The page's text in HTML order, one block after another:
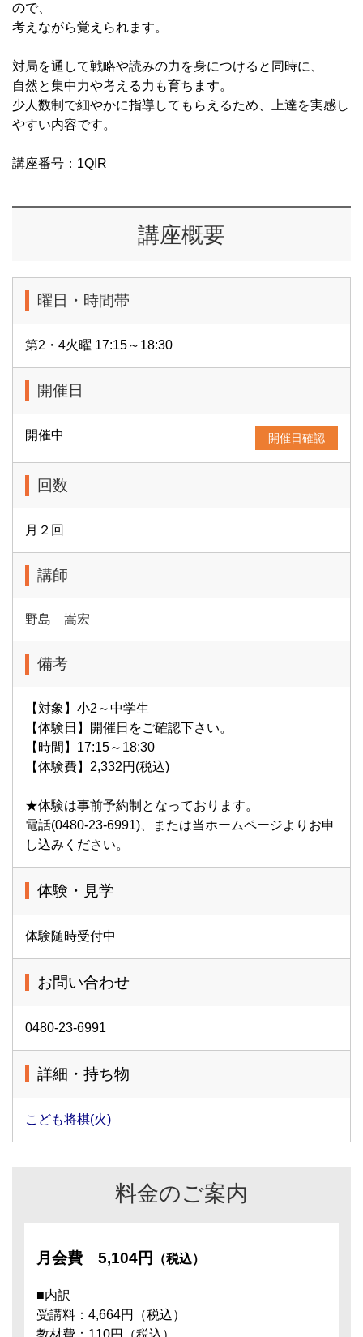
ので、
考えながら覚えられます。
対局を通して戦略や読みの力を身につけると同時に、
自然と集中力や考える力も育ちます。
少人数制で細やかに指導してもらえるため、上達を実感し
やすい内容です。
講座番号：1QIR
講座概要
曜日・時間帯
第2・4火曜 17:15～18:30
開催日
開催中 開催日確認
回数
月２回
講師
野島 嵩宏
備考
【対象】小2～中学生
【体験日】開催日をご確認下さい。
【時間】17:15～18:30
【体験費】2,332円(税込)
★体験は事前予約制となっております。
電話(0480-23-6991)、または当ホームページよりお申
し込みください。
体験・見学
体験随時受付中
お問い合わせ
0480-23-6991
詳細・持ち物
こども将棋(火)
料金のご案内
月会費 5,104円 （税込）
■内訳
受講料：4,664円（税込）
教材費：110円（税込）